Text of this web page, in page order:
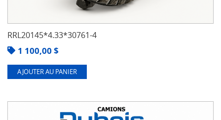
RRL20145*4.33*30761-4
1 100,00 $
AJOUTER AU PANIER